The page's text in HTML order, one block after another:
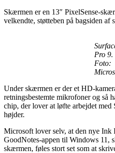
Skærmen er en 13″ PixelSense-
velkendte, støtteben på bagsiden af
Pro 9.
Foto:
Under skærmen er der et HD-
retningsbestemte mikrofoner og så
chip, der lover at løfte arbejdet med
højder.
Microsoft lover selv, at den nye Ink
GoodNotes-appen til Windows 11,
skærmen, føles stort set som at